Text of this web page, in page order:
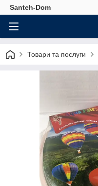
Santeh-Dom
Товари та послуги